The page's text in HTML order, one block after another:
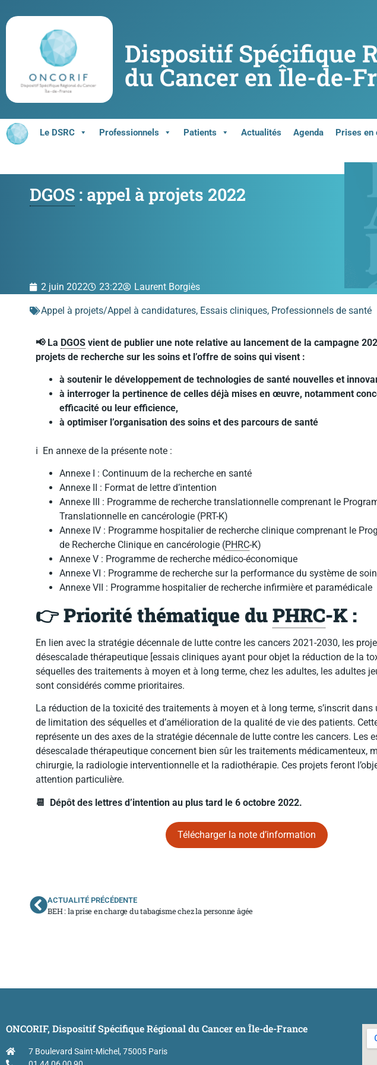
Dispositif Spécifique
du Cancer en Île-de-
Le DSRC Professionnels Patients Actualités Agenda Prises en
DGOS : appel à projets 2022
2 juin 2022 23:22 Laurent Borgiès
Appel à projets/Appel à candidatures, Essais cliniques, Professionnels de santé
📢 La DGOS vient de publier une note relative au lancement de la campagne
projets de recherche sur les soins et l’offre de soins qui visent :
à soutenir le développement de technologies de santé nouvelles et
à interroger la pertinence de celles déjà mises en œuvre, notamment
efficacité ou leur efficience,
à optimiser l’organisation des soins et des parcours de santé
ℹ️ En annexe de la présente note :
Annexe I : Continuum de la recherche en santé
Annexe II : Format de lettre d’intention
Annexe III : Programme de recherche translationnelle comprenant le
Translationnelle en cancérologie (PRT-K)
Annexe IV : Programme hospitalier de recherche clinique comprenant le
de Recherche Clinique en cancérologie (PHRC-K)
Annexe V : Programme de recherche médico-économique
Annexe VI : Programme de recherche sur la performance du système de
Annexe VII : Programme hospitalier de recherche infirmière et paramédicale
👉Priorité thématique duPHRC-K :
En lien avec la stratégie décennale de lutte contre les cancers 2021-2030, les
désescalade thérapeutique [essais cliniques ayant pour objet la réduction de la
séquelles des traitements à moyen et à long terme, chez les adultes, les adultes
sont considérés comme prioritaires.
La réduction de la toxicité des traitements à moyen et à long terme, s’inscrit dans
de limitation des séquelles et d’amélioration de la qualité de vie des patients.
représente un des axes de la stratégie décennale de lutte contre les cancers. Les
désescalade thérapeutique concernent bien sûr les traitements médicamenteux,
chirurgie, la radiologie interventionnelle et la radiothérapie. Ces projets feront
attention particulière.
📆 Dépôt des lettres d’intention au plus tard le 6 octobre 2022.
Télécharger la note d’information
ACTUALITÉ PRÉCÉDENTE
BEH : la prise en charge du tabagisme chez la personne âgée
ONCORIF, Dispositif Spécifique Régional du Cancer en Île-de-France
7 Boulevard Saint-Michel, 75005 Paris